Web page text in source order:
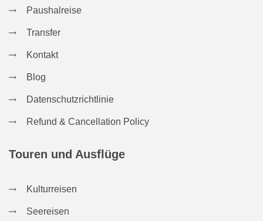
Paushalreise
Transfer
Kontakt
Blog
Datenschutzrichtlinie
Refund & Cancellation Policy
Touren und Ausflüge
Kulturreisen
Seereisen